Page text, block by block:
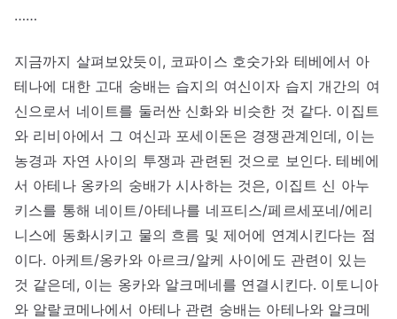
……
지금까지 살펴보았듯이, 코파이스 호숫가와 테베에서 아
테나에 대한 고대 숭배는 습지의 여신이자 습지 개간의 여
신으로서 네이트를 둘러싼 신화와 비슷한 것 같다. 이집트
와 리비아에서 그 여신과 포세이돈은 경쟁관계인데, 이는
농경과 자연 사이의 투쟁과 관련된 것으로 보인다. 테베에
서 아테나 옹카의 숭배가 시사하는 것은, 이집트 신 아누
키스를 통해 네이트/아테나를 네프티스/페르세포네/에리
니스에 동화시키고 물의 흐름 및 제어에 연계시킨다는 점
이다. 아케트/옹카와 아르크/알케 사이에도 관련이 있는
것 같은데, 이는 옹카와 알크메네를 연결시킨다. 이토니아
와 알랄코메나에서 아테나 관련 숭배는 아테나와 알크메